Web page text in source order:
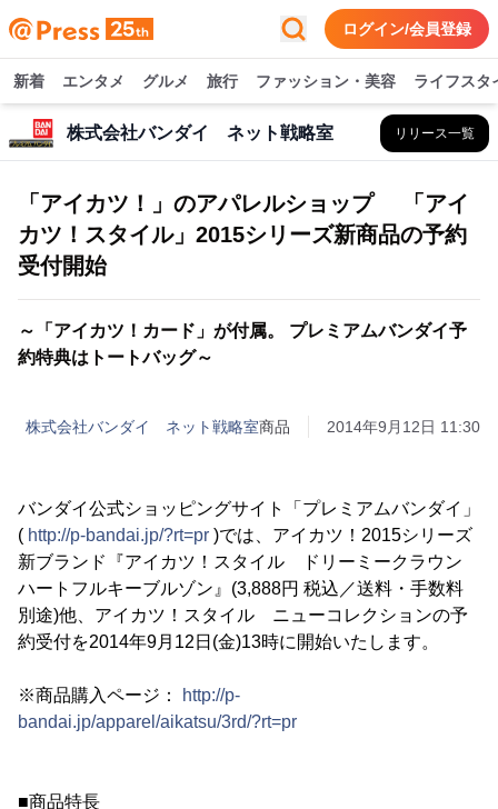
ログイン/会員登録
新着 エンタメ グルメ 旅行 ファッション・美容 ライフスタ
株式会社バンダイ ネット戦略室 リリース一覧
「アイカツ！」のアパレルショップ 「アイ
カツ！スタイル」2015シリーズ新商品の予約
受付開始
～「アイカツ！カード」が付属。 プレミアムバンダイ予
約特典はトートバッグ～
株式会社バンダイ ネット戦略室商品 2014年9月12日 11:30
バンダイ公式ショッピングサイト「プレミアムバンダイ」
( http://p-bandai.jp/?rt=pr )では、アイカツ！2015シリーズ
新ブランド『アイカツ！スタイル ドリーミークラウン
ハートフルキーブルゾン』(3,888円 税込／送料・手数料
別途)他、アイカツ！スタイル ニューコレクションの予
約受付を2014年9月12日(金)13時に開始いたします。
※商品購入ページ：
http://p-
bandai.jp/apparel/aikatsu/3rd/?rt=pr
■商品特長